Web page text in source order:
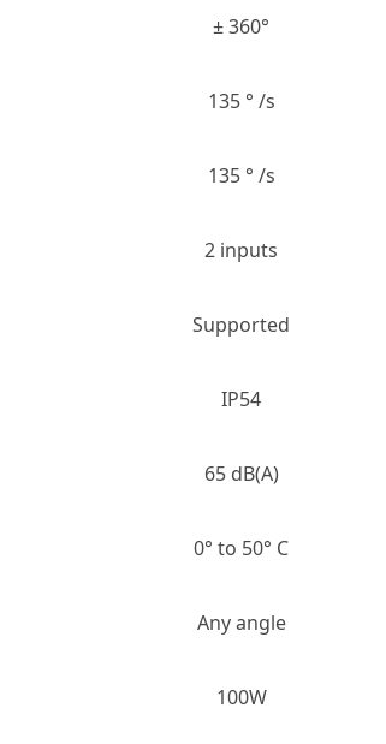
± 360°
135 ° /s
135 ° /s
2 inputs
Supported
IP54
65 dB(A)
0° to 50° C
Any angle
100W